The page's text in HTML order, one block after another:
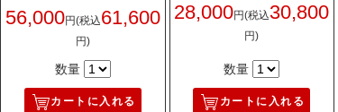
56,000円(税込61,600
円)
数量
カートに入れる
28,000円(税込30,800
円)
数量
カートに入れる